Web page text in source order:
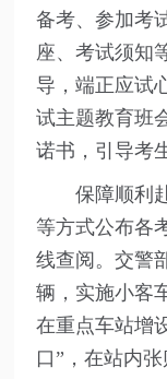
备考、参加考
座、考试须知
导，端正应试
试主题教育班
诺书，引导考
保障顺利
等方式公布各
线查阅。交警
辆，实施小客
在重点车站增
口”，在站内